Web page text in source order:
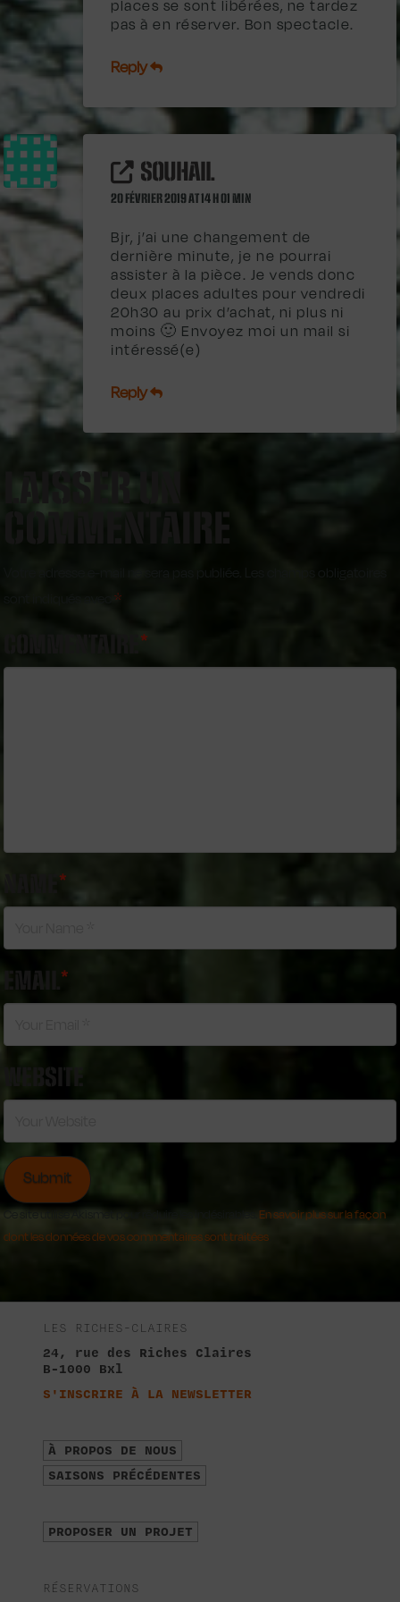
places se sont libérées, ne tardez
pas à en réserver. Bon spectacle.
Reply
SOUHAIL
20 FÉVRIER 2019 AT 14 H 01 MIN
Bjr, j’ai une changement de
dernière minute, je ne pourrai
assister à la pièce. Je vends donc
deux places adultes pour vendredi
20h30 au prix d’achat, ni plus ni
moins 🙂 Envoyez moi un mail si
intéressé(e)
Reply
LAISSER UN
COMMENTAIRE
sont indiqués avec*
COMMENTAIRE*
NAME*
EMAIL*
Ce site utilise Akismet pour réduire les indésirables. En savoir plus sur la façon
dont les données de vos commentaires sont traitées
LES RICHES-CLAIRES
24, rue des Riches Claires
B-1000 Bxl
S'INSCRIRE À LA NEWSLETTER
À PROPOS DE NOUS
SAISONS PRÉCÉDENTES
PROPOSER UN PROJET
RÉSERVATIONS